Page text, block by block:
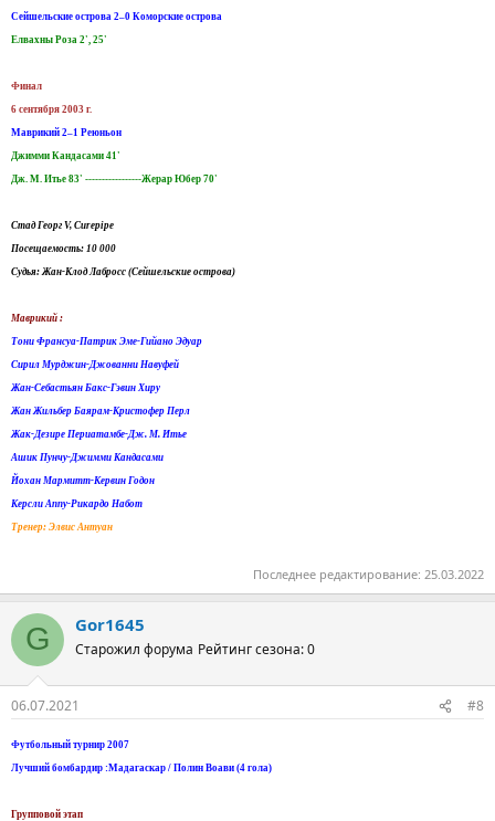
Сейшельские острова 2–0 Коморские острова
Елвахны Роза 2', 25'
Финал
6 сентября 2003 г.
Маврикий 2–1 Реюньон
Джимми Кандасами 41'
Дж. М. Итье 83' -----------------Жерар Юбер 70'
Стад Георг V, Curepipe
Посещаемость: 10 000
Судья: Жан-Клод Лабросс (Сейшельские острова)
Маврикий :
Тони Франсуа-Патрик Эме-Гийано Эдуар
Сирил Мурджин-Джованни Навуфей
Жан-Себастьян Бакс-Гэвин Хиру
Жан Жильбер Баярам-Кристофер Перл
Жак-Дезире Периатамбе-Дж. М. Итье
Ашик Пунчу-Джимми Кандасами
Йохан Мармитт-Кервин Годон
Керсли Аппу-Рикардо Набот
Тренер: Элвис Антуан
Последнее редактирование: 25.03.2022
G Gor1645
Старожил форума Рейтинг сезона: 0
06.07.2021 #8
Футбольный турнир 2007
Лучший бомбардир :Мадагаскар / Полин Воави (4 гола)
Групповой этап